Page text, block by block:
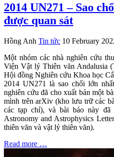
2014 UN271 – Sao
được quan sát
Hồng Anh Tin tức 10 February
Một nhóm các nhà nghiên cứu
Viện Vật lý Thiên văn Andalusia
Hội đồng Nghiên cứu Khoa học
2014 UN271 là sao chổi lớn
nghiên cứu đã cho xuất bản một
mình trên arXiv (kho lưu trữ các
các tạp chí), và bài báo này đã
Astronomy and Astrophysics
thiên văn và vật lý thiên văn).
Read more …